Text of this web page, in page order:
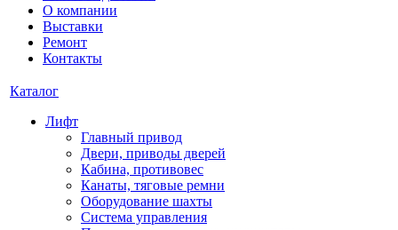
О компании
Выставки
Ремонт
Контакты
Каталог
Лифт
Главный привод
Двери, приводы дверей
Кабина, противовес
Канаты, тяговые ремни
Оборудование шахты
Система управления